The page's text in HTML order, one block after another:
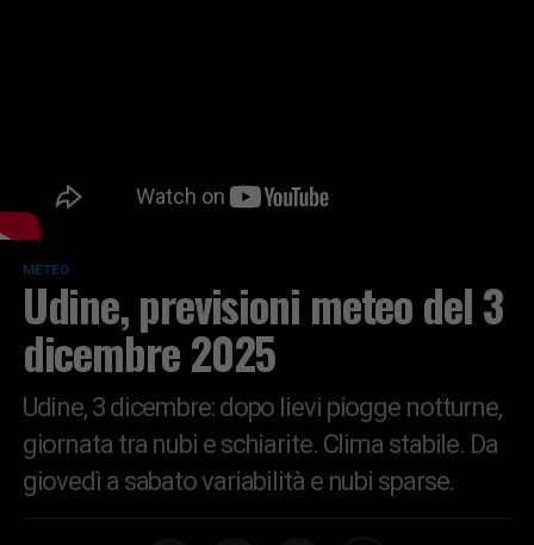
METEO
Udine, previsioni meteo del 3
dicembre 2025
Udine, 3 dicembre: dopo lievi piogge notturne,
giornata tra nubi e schiarite. Clima stabile. Da
giovedì a sabato variabilità e nubi sparse.